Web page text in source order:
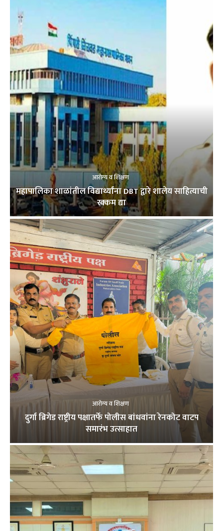
आरोग्य व शिक्षण
महापालिका शाळांतील विद्यार्थ्यांना DBT द्वारे शालेय साहित्याची
रक्कम द्या
आरोग्य व शिक्षण
दुर्गा ब्रिगेड राष्ट्रीय पक्षातर्फे पोलीस बांधवांना रेनकोट वाटप
समारंभ उत्साहात